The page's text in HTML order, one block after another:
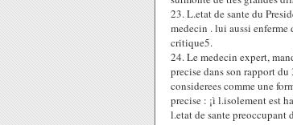
23. L.etat de sante du
medecin . lui aussi
critique5.
24. Le medecin expert,
precise dans son rapport
considerees comme une
precise : ¡ì l.isolement est
l.etat de sante preoccupant